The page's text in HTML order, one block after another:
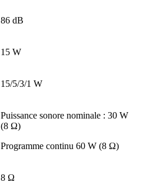
86 dB
15 W
15/5/3/1 W
Puissance sonore nominale : 30 W
(8 Ω)
Programme continu 60 W (8 Ω)
8 Ω